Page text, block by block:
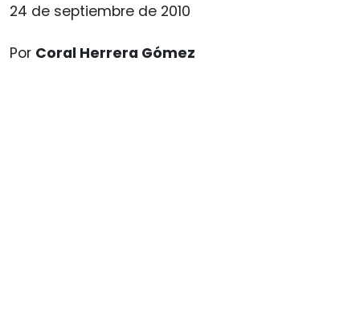
24 de septiembre de 2010
Por Coral Herrera Gómez